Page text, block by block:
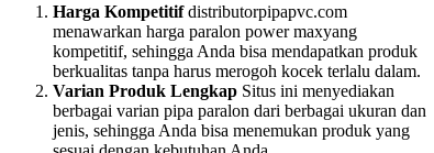
Harga Kompetitifdistributorpipapvc.com
menawarkan harga paralon power maxyang
kompetitif, sehingga Anda bisa mendapatkan produk
berkualitas tanpa harus merogoh kocek terlalu dalam.
Varian Produk Lengkap Situs ini menyediakan
berbagai varian pipa paralon dari berbagai ukuran dan
jenis, sehingga Anda bisa menemukan produk yang